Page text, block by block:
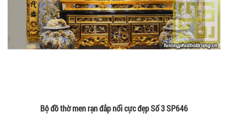
Bộ đồ thờ men rạn đắp nổi cực đẹp Số 3 SP646